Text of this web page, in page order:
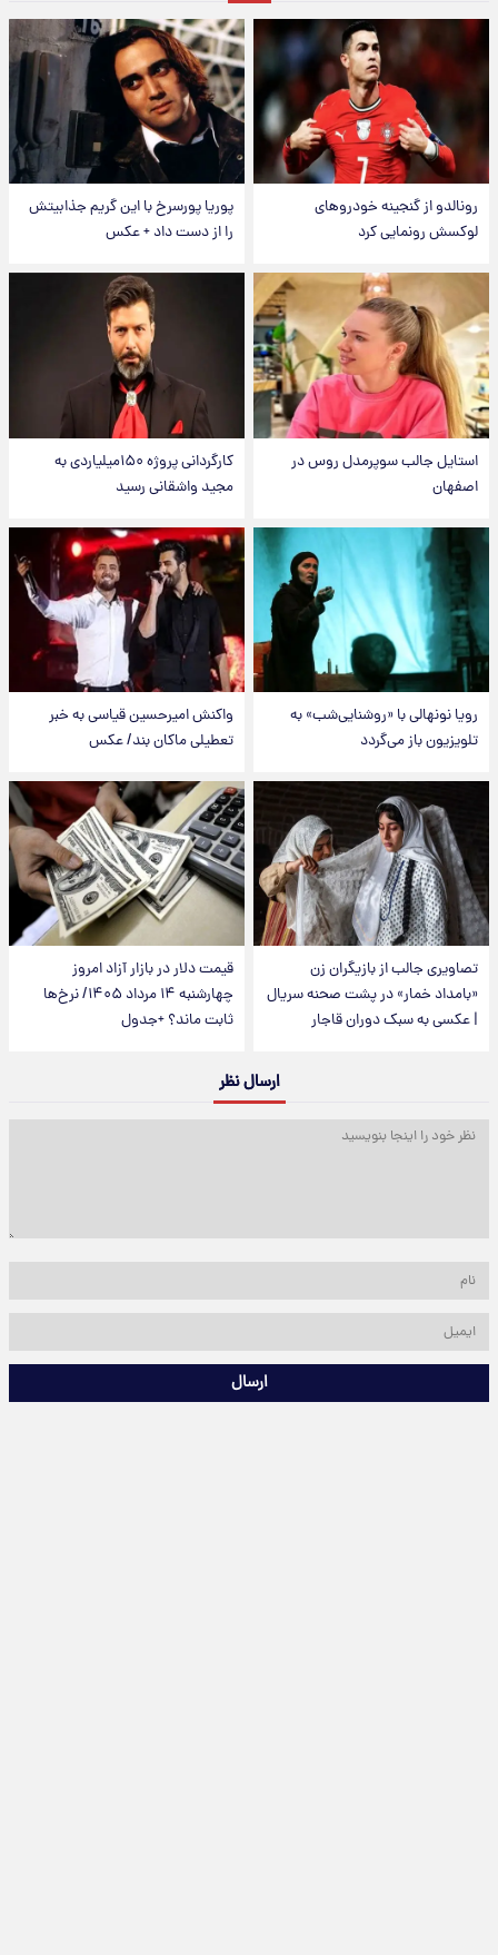
رونالدو از گنجینه خودروهای
لوکسش رونمایی کرد
پوریا پورسرخ با این گریم جذابیتش
را از دست داد + عکس
استایل جالب سوپرمدل روس در
اصفهان
کارگردانی پروژه ۱۵۰میلیاردی به
مجید واشقانی رسید
رویا نونهالی با «روشنایی‌شب» به
تلویزیون باز می‌گردد
واکنش امیرحسین قیاسی به خبر
تعطیلی ماکان بند/ عکس
تصاویری جالب از بازیگران زن
«بامداد خمار» در پشت صحنه سریال
| عکسی به سبک دوران قاجار
قیمت دلار در بازار آزاد امروز
چهارشنبه ۱۴ مرداد ۱۴۰۵/ نرخ‌ها
ثابت ماند؟ +جدول
ارسال نظر
ارسال